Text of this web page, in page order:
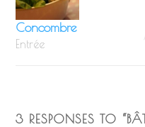
Concombre
Entrée
3 RESPONSES TO “